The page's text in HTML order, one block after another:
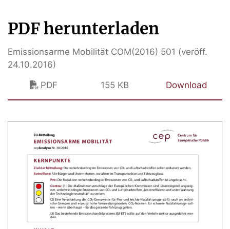
PDF herunterladen
Emissionsarme Mobilität COM(2016) 501 (veröff.
24.10.2016)
PDF
155 KB Download